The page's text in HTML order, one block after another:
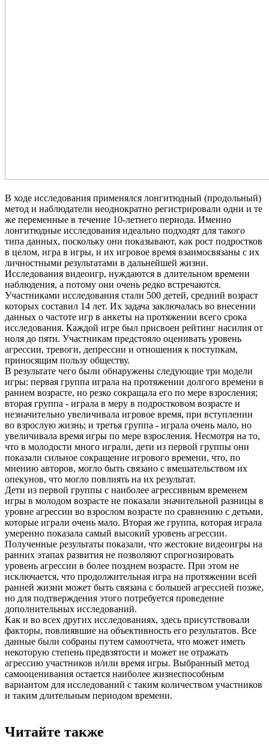
В ходе исследования применялся лонгитюдный (продольный)
метод и наблюдатели неоднократно регистрировали одни и те
же переменные в течение 10-летнего периода. Именно
лонгитюдные исследования идеально подходят для такого
типа данных, поскольку они показывают, как рост подростков
в целом, игра в игры, и их игровое время взаимосвязаны с их
личностными результатами в дальнейшей жизни.
Исследования видеоигр, нуждаются в длительном времени
наблюдения, а потому они очень редко встречаются.
Участниками исследования стали 500 детей, средний возраст
которых составил 14 лет. Их задача заключалась во внесении
данных о частоте игр в анкеты на протяжении всего срока
исследования. Каждой игре был присвоен рейтинг насилия от
ноля до пяти. Участникам предстояло оценивать уровень
агрессии, тревоги, депрессии и отношения к поступкам,
приносящим пользу обществу.
В результате чего были обнаружены следующие три модели
игры: первая группа играла на протяжении долгого времени в
раннем возрасте, но резко сокращала его по мере взросления;
вторая группа - играла в меру в подростковом возрасте и
незначительно увеличивала игровое время, при вступлении
во взрослую жизнь; и третья группа - играла очень мало, но
увеличивала время игры по мере взросления. Несмотря на то,
что в молодости много играли, дети из первой группы они
показали сильное сокращение игрового времени, что, по
мнению авторов, могло быть связано с вмешательством их
опекунов, что могло повлиять на их результат.
Дети из первой группы с наиболее агрессивным временем
игры в молодом возрасте не показали значительной разницы в
уровне агрессии во взрослом возрасте по сравнению с детьми,
которые играли очень мало. Вторая же группа, которая играла
умеренно показала самый высокий уровень агрессии.
Полученные результаты показали, что жестокие видеоигры на
ранних этапах развития не позволяют спрогнозировать
уровень агрессии в более позднем возрасте. При этом не
исключается, что продолжительная игра на протяжении всей
ранней жизни может быть связана с большей агрессией позже,
но для подтверждения этого потребуется проведение
дополнительных исследований.
Как и во всех других исследованиях, здесь присутствовали
факторы, повлиявшие на объективность его результатов. Все
данные были собраны путем самоотчета, что может иметь
некоторую степень предвзятости и может не отражать
агрессию участников и/или время игры. Выбранный метод
самооценивания остается наиболее жизнеспособным
вариантом для исследований с таким количеством участников
и таким длительным периодом времени.
Читайте также